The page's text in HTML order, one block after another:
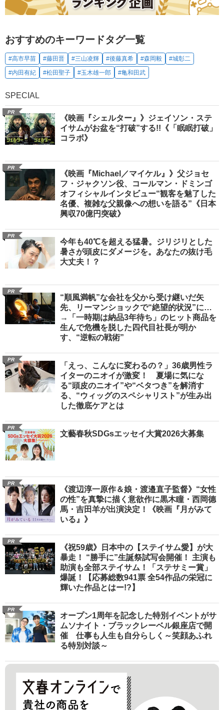
おすすめのキーワードタグ一覧
#高市早苗 #藤田晋 #三山凌輝 #後藤真希 #森岡毅
#城彰二
#内田有紀
#松田聖子 #玉木雄一郎 #亀和田武
SPECIAL
PR
《映画『シェルター』》ジェイソン・ステ
イサムがお盆を“打破”する!!《「眠眠打破」
コラボ》
PR
《映画『Michael／マイケル』》父ジョセ
フ・ジャクソン役、コールマン・ドミンゴ
オフィシャルインタビュー“観客を魅了した
名優、複雑な父親像への想いを語る”《日本
興収70億円突破》
PR
今年も40℃を超える猛暑。ジリジリとした
暑さが頭皮にダメージを。あなたの抜け毛
大丈夫！？
PR
“順風満帆”な会社を父から受け継いだ矢
先、リーマンショックで“絶望的状況”に…
→「一時期は納品3年待ち」のヒット商品を
生んで危機を脱した四代目社長が明か
す、“逆転の戦術”
PR
「えっ、こんなに変わるの？」36歳男性ラ
イターのニオイが激変！ 夏場に気にな
る“頭皮のニオイ”や“ベタつき”を解消す
る、“ウィッグのスペシャリスト”が生み出
した徹底ケアとは
PR
文藝春秋SDGsエッセイ大賞2026大募集
PR
《渡辺淳一原作＆娘・渡邉直子監督》“女性
の性”を真摯に描く意欲作に黒木瞳・西岡德
馬・吉田羊が出演決定！《映画『月がみて
いる』》
PR
《祝59歳》日本中の【ステイサム愛】が大
暴走！ “勝手に”生誕祭試写会開催！ 主演も
助演も全部ステイサム！「ステサミー賞」
爆誕！【応募総数941票 全54作品の栄冠に
輝いた作品とはー!?】
PR
オープン1周年を記念した特別イベントがサ
ムソナイト・ブラックレーベル銀座店で開
催 仕事も人生も自分らしく～笑顔あふれ
る特別対談～